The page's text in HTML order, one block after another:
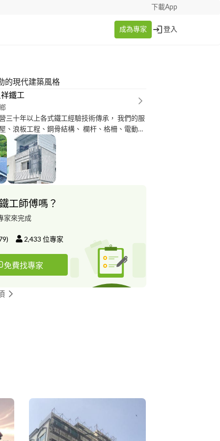
下載App
成為專家 登入
的現代建築風格
鐵工
三十年以上各式鐵工經驗技術傳承， 我們的服
、浪板工程、鋼骨結構、 欄杆、格柵、電動
鋼網牆、金屬製品等。 提供顧客最專業且最
的售後服務， 利用最好、最有利的施作方式來
， 不斷的創新進步，改善傳統施作方式， 達到
長年限，細心完成各項施作流程。
工師傅嗎？
家來完成
) 2,433 位專家
免費找專家